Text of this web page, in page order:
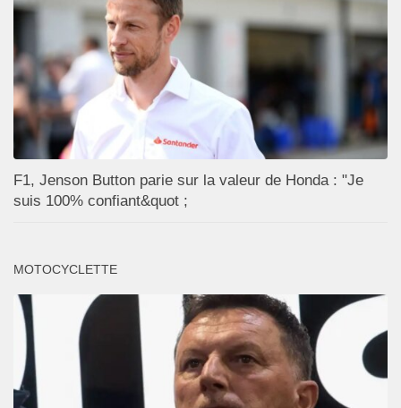
F1, Jenson Button parie sur la valeur de Honda : "Je
suis 100% confiant&quot ;
MOTOCYCLETTE